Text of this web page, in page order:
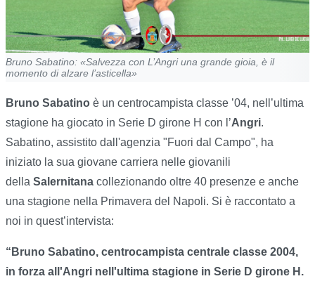
Bruno Sabatino: «Salvezza con L’Angri una grande gioia, è il
momento di alzare l’asticella»
Bruno Sabatino è un centrocampista classe ’04, nell’ultima
stagione ha giocato in Serie D girone H con l’Angri.
Sabatino, assistito dall'agenzia "Fuori dal Campo", ha
iniziato la sua giovane carriera nelle giovanili
della Salernitana collezionando oltre 40 presenze e anche
una stagione nella Primavera del Napoli. Si è raccontato a
noi in quest’intervista:
“Bruno Sabatino, centrocampista centrale classe 2004,
in forza all'Angri nell'ultima stagione in Serie D girone H.